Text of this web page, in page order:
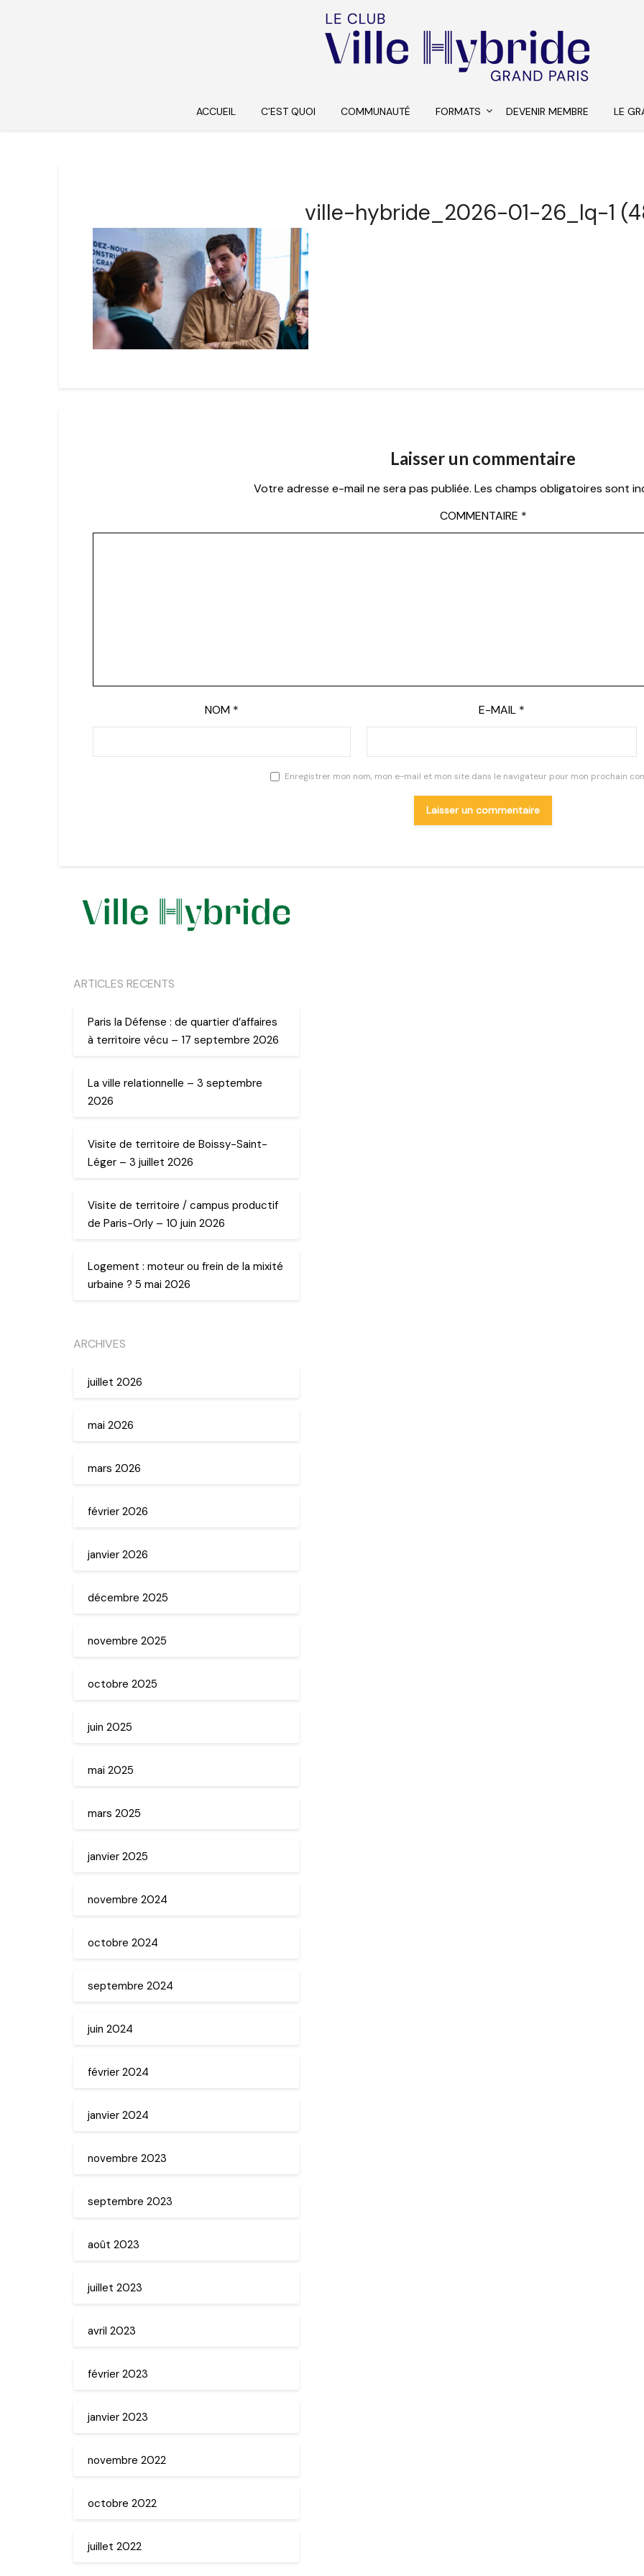
ACCUEIL C’EST QUOI COMMUNAUTÉ FORMATS DEVENIR MEMBRE LE
ville-hybride_2026-01-26_lq-1
Laisser un commentaire
Votre adresse e-mail ne sera pas publiée. Les champs obligatoires sont
COMMENTAIRE *
NOM * E-MAIL *
Enregistrer mon nom, mon e-mail et mon site dans le navigateur pour mon prochain
ARTICLES RECENTS
Paris la Défense : de quartier d’affaires
à territoire vécu – 17 septembre 2026
La ville relationnelle – 3 septembre
2026
Visite de territoire de Boissy-Saint-
Léger – 3 juillet 2026
Visite de territoire / campus productif
de Paris-Orly – 10 juin 2026
Logement : moteur ou frein de la mixité
urbaine ? 5 mai 2026
ARCHIVES
juillet 2026
mai 2026
mars 2026
février 2026
janvier 2026
décembre 2025
novembre 2025
octobre 2025
juin 2025
mai 2025
mars 2025
janvier 2025
novembre 2024
octobre 2024
septembre 2024
juin 2024
février 2024
janvier 2024
novembre 2023
septembre 2023
août 2023
juillet 2023
avril 2023
février 2023
janvier 2023
novembre 2022
octobre 2022
juillet 2022